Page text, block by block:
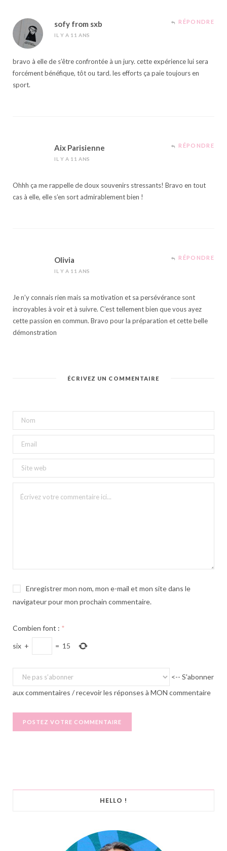
sofy from sxb
IL Y A 11 ANS
RÉPONDRE
bravo à elle de s’être confrontée à un jury. cette expérience lui sera
forcément bénéfique, tôt ou tard. les efforts ça paie toujours en
sport.
Aix Parisienne
IL Y A 11 ANS
RÉPONDRE
Ohhh ça me rappelle de doux souvenirs stressants! Bravo en tout
cas à elle, elle s’en sort admirablement bien !
Olivia
IL Y A 11 ANS
RÉPONDRE
Je n’y connais rien mais sa motivation et sa persévérance sont
incroyables à voir et à suivre. C’est tellement bien que vous ayez
cette passion en commun. Bravo pour la préparation et cette belle
démonstration
ÉCRIVEZ UN COMMENTAIRE
Enregistrer mon nom, mon e-mail et mon site dans le
navigateur pour mon prochain commentaire.
Combien font : *
six + = 15
<-- S'abonner
aux commentaires / recevoir les réponses à MON commentaire
HELLO !